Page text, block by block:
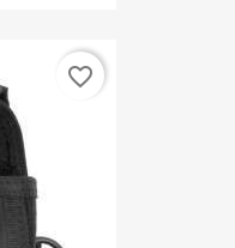
favorite_border